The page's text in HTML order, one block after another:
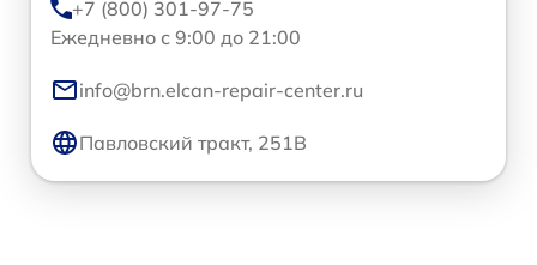
+7 (800) 301-97-75
Ежедневно с 9:00 до 21:00
info@brn.elcan-repair-center.ru
Павловский тракт, 251В